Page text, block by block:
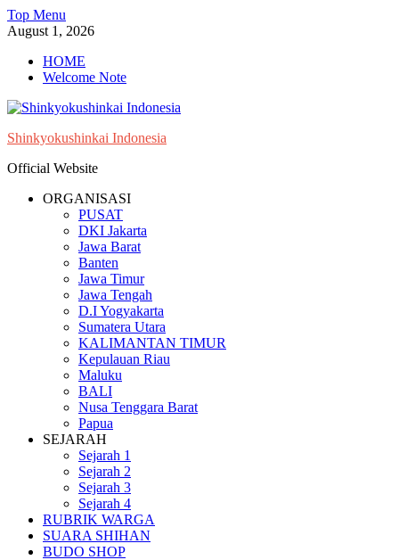
Skip
to
Top Menu
August 1, 2026
HOME
Welcome Note
Shinkyokushinkai Indonesia
Official Website
ORGANISASI
PUSAT
DKI Jakarta
Jawa Barat
Banten
Jawa Timur
Jawa Tengah
D.I Yogyakarta
Sumatera Utara
KALIMANTAN TIMUR
Kepulauan Riau
Maluku
BALI
Nusa Tenggara Barat
Papua
SEJARAH
Sejarah 1
Sejarah 2
Sejarah 3
Sejarah 4
RUBRIK WARGA
SUARA SHIHAN
BUDO SHOP